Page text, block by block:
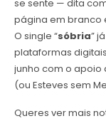
se sente — dita
página em branco
O single “sóbria”
plataformas
junho com o apoio
(ou Esteves sem
Queres ver mais